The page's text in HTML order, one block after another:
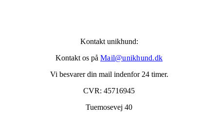
Kontakt unikhund:
Kontakt os på Mail@unikhund.dk
Vi besvarer din mail indenfor 24 timer.
CVR: 45716945
Tuemosevej 40